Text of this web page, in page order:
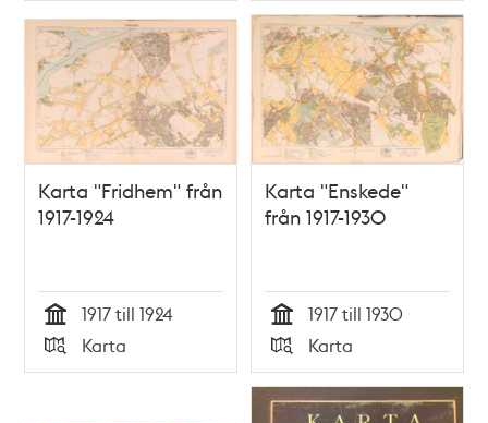
Karta "Fridhem" från
1917-1924
Tid
1917 till 1924
Typ
Karta
Karta "Enskede"
från 1917-1930
Tid
1917 till 1930
Typ
Karta